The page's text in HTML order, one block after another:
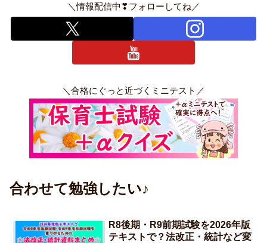
＼情報配信中❣フォローしてね／
＼合格にぐっと近づくミニテスト／
合わせて勉強したい♪
R8後期・R9前期試験を2026年版
テキストで？法改正・統計など変